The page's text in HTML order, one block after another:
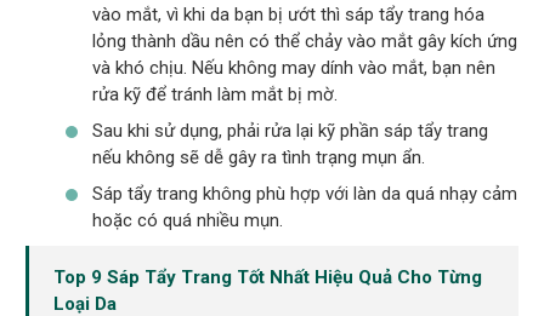
vào mắt, vì khi da bạn bị ướt thì sáp tẩy trang hóa
lỏng thành dầu nên có thể chảy vào mắt gây kích ứng
và khó chịu. Nếu không may dính vào mắt, bạn nên
rửa kỹ để tránh làm mắt bị mờ.
Sau khi sử dụng, phải rửa lại kỹ phần sáp tẩy trang
nếu không sẽ dễ gây ra tình trạng mụn ẩn.
Sáp tẩy trang không phù hợp với làn da quá nhạy cảm
hoặc có quá nhiều mụn.
Top 9 Sáp Tẩy Trang Tốt Nhất Hiệu Quả Cho Từng
Loại Da